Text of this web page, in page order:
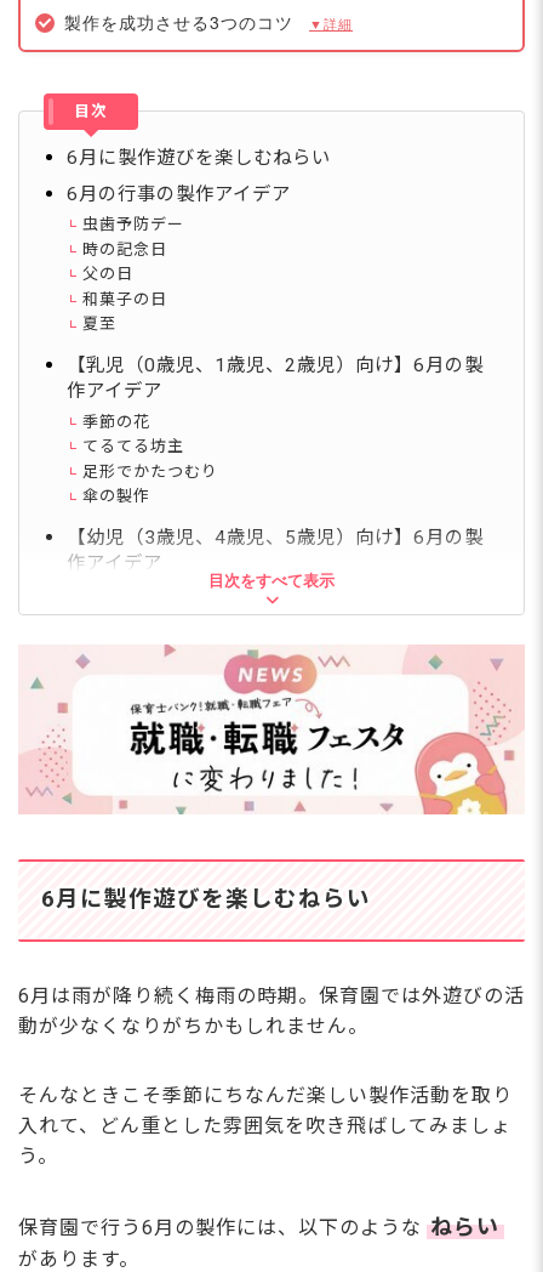
製作を成功させる3つのコツ ▼詳細
目次
6月に製作遊びを楽しむねらい
6月の行事の製作アイデア
虫歯予防デー
時の記念日
父の日
和菓子の日
夏至
【乳児（0歳児、1歳児、2歳児）向け】6月の製
作アイデア
季節の花
てるてる坊主
足形でかたつむり
傘の製作
【幼児（3歳児、4歳児、5歳児）向け】6月の製
作アイデア
梅雨の時季に現れる生き物
季節の花
6月の製作を成功させる3つのコツ
1.事前準備の時間を短縮する
2.子どもの興味を引く導入の声かけを工夫する
3.壁面装飾につなげて発展させる
6月の製作についてよくある質問
Q.6月の製作におすすめのモチーフは何ですか？
か？
Q.4歳児が「遊べる」と楽しめる仕掛けつきの6月の製
作はありますか？
えることはできますか？
Q.登録するとしつこく電話がかかってきませんか？
6月に製作遊びを取り入れて保育を充実させよう
目次をすべて表示
6月に製作遊びを楽しむねらい
6月は雨が降り続く梅雨の時期。保育園では外遊びの活
動が少なくなりがちかもしれません。
そんなときこそ季節にちなんだ楽しい製作活動を取り
入れて、どん重とした雰囲気を吹き飛ばしてみましょ
う。
保育園で行う6月の製作には、以下のような ねらい
があります。